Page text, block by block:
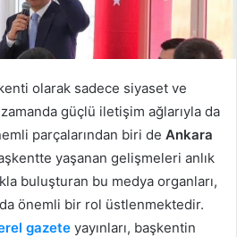
olarak sadece siyaset ve
güçlü iletişim ağlarıyla da
parçalarından biri de Ankara
yaşanan gelişmeleri anlık
buluşturan bu medya organları,
önemli bir rol üstlenmektedir.
gazete yayınları, başkentin